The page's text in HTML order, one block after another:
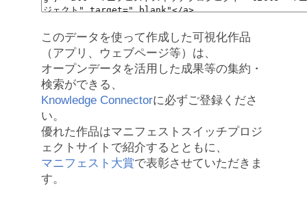
このデータを使って作成した可視化作品
（アプリ、ウェブページ等）は、
オープンデータを活用した成果等の集約・
検索ができる、
Knowledge Connectorに必ずご登録くださ
い。
優れた作品はマニフェストスイッチプロジ
ェクトサイトで紹介するとともに、
マニフェスト大賞で表彰させていただきま
す。